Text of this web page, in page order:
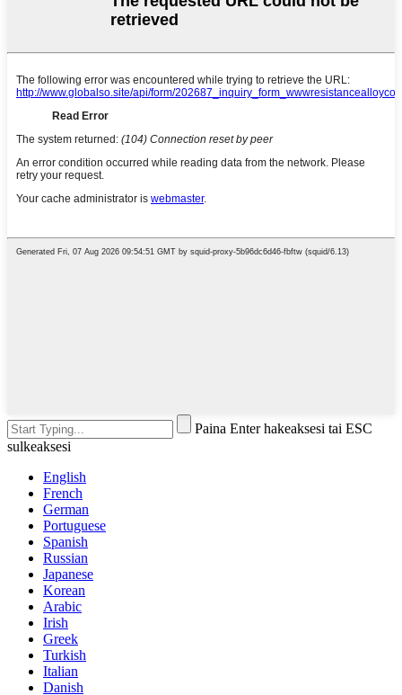
Paina Enter hakeaksesi tai ESC
sulkeaksesi
English
French
German
Portuguese
Spanish
Russian
Japanese
Korean
Arabic
Irish
Greek
Turkish
Italian
Danish